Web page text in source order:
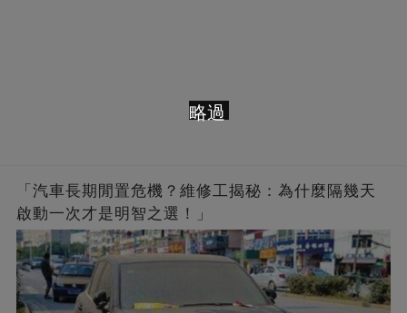
「汽車長期閒置危機？維修工揭秘：為什麼隔幾天
啟動一次才是明智之選！」
略過